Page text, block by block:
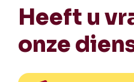
Heeft u
onze